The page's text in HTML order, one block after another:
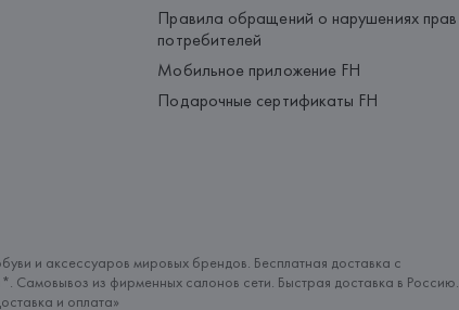
Правила обращений о нарушениях прав
потребителей
Мобильное приложение FH
Подарочные сертификаты FH
и аксессуаров мировых брендов. Бесплатная доставка с
Самовывоз из фирменных салонов сети. Быстрая доставка в Россию.
и оплата»